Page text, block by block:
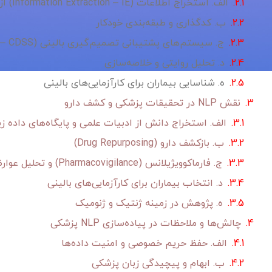
الف. استخراج اطلاعات (Information Extraction – IE) از یادداشت‌های بالینی
ب. کدگذاری و طبقه‌بندی خودکار
ج. سیستم‌های پشتیبانی تصمیم‌گیری بالینی (Clinical Decision Support Systems – CDSS)
د. تحلیل روایتی و خلاصه‌سازی
ه. شناسایی بیماران برای کارآزمایی‌های بالینی
نقش NLP در تحقیقات پزشکی و کشف دارو
الف. استخراج دانش از ادبیات علمی و پایگاه‌های داده
ب. بازکشف دارو (Drug Repurposing)
ج. فارماکوویژیلانس (Pharmacovigilance) و تحلیل عوارض جانبی
د. انتخاب بیماران برای کارآزمایی‌های بالینی
ه. پژوهش در زمینه ژنتیک و ژنومیک
چالش‌ها و ملاحظات در پیاده‌سازی NLP پزشکی
الف. حفظ حریم خصوصی و امنیت داده‌ها
ب. ابهام و پیچیدگی زبان پزشکی